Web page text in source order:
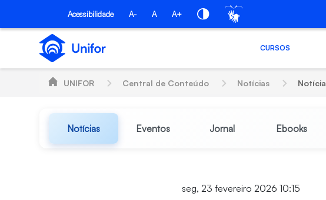
Pular para o Conteúdo principal
Acessibilidade A- A A+
CURSOS
UNIFOR Central de Conteúdo Notícias Notícia
Notícias Eventos Jornal Ebooks
seg, 23 fevereiro 2026 10:15